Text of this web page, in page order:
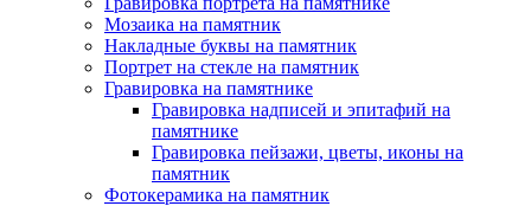
Мозаика на памятник
Накладные буквы на памятник
Портрет на стекле на памятник
Гравировка на памятнике
Гравировка надписей и эпитафий на
памятнике
Гравировка пейзажи, цветы, иконы на
памятник
Фотокерамика на памятник